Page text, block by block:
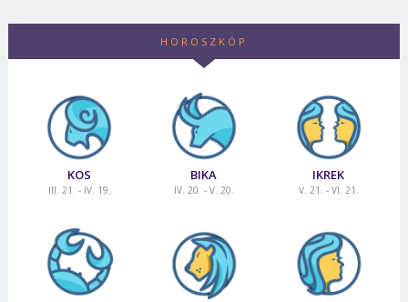
HOROSZKÓP
KOS
III. 21. - IV. 19.
BIKA
IV. 20. - V. 20.
IKREK
V. 21. - VI. 21.